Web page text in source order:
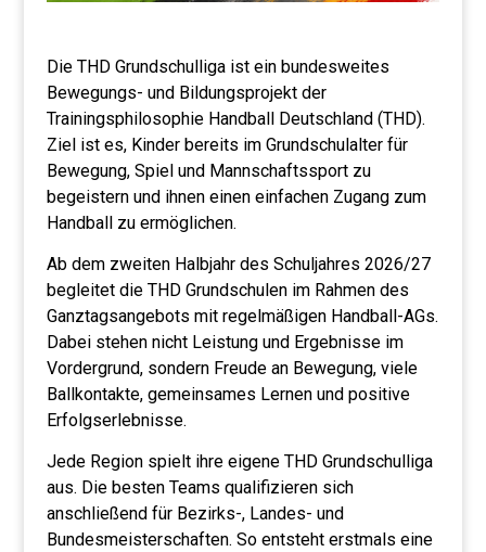
Die THD Grundschulliga ist ein bundesweites
Bewegungs- und Bildungsprojekt der
Trainingsphilosophie Handball Deutschland (THD).
Ziel ist es, Kinder bereits im Grundschulalter für
Bewegung, Spiel und Mannschaftssport zu
begeistern und ihnen einen einfachen Zugang zum
Handball zu ermöglichen.
Ab dem zweiten Halbjahr des Schuljahres 2026/27
begleitet die THD Grundschulen im Rahmen des
Ganztagsangebots mit regelmäßigen Handball-AGs.
Dabei stehen nicht Leistung und Ergebnisse im
Vordergrund, sondern Freude an Bewegung, viele
Ballkontakte, gemeinsames Lernen und positive
Erfolgserlebnisse.
Jede Region spielt ihre eigene THD Grundschulliga
aus. Die besten Teams qualifizieren sich
anschließend für Bezirks-, Landes- und
Bundesmeisterschaften. So entsteht erstmals eine